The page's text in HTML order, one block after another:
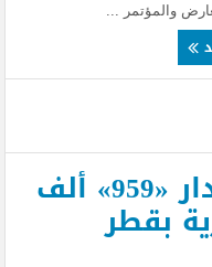
والمؤتمر ...
جوازات المطار : إصدار «959» ألف
بقطر